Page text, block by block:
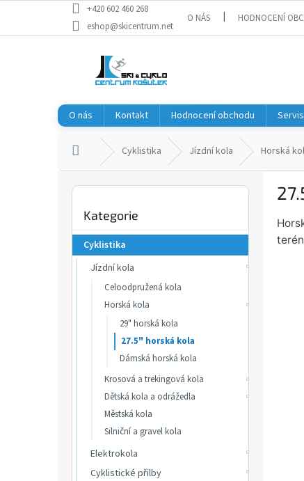
obsah
+420 602 460 268
eshop@skicentrum.net
O NÁS HODNOCENÍ
O nás Kontakt Hodnocení obchodu Servis
Domů Cyklistika Jízdní kola Horská
kategorie
Kategorie
Cyklistika
Jízdní kola
Celoodpružená kola
Horská kola
29" horská kola
27.5" horská kola
Dámská horská kola
Krosová a trekingová kola
Dětská kola a odrážedla
Městská kola
Silniční a gravel kola
Elektrokola
Cyklistické přilby